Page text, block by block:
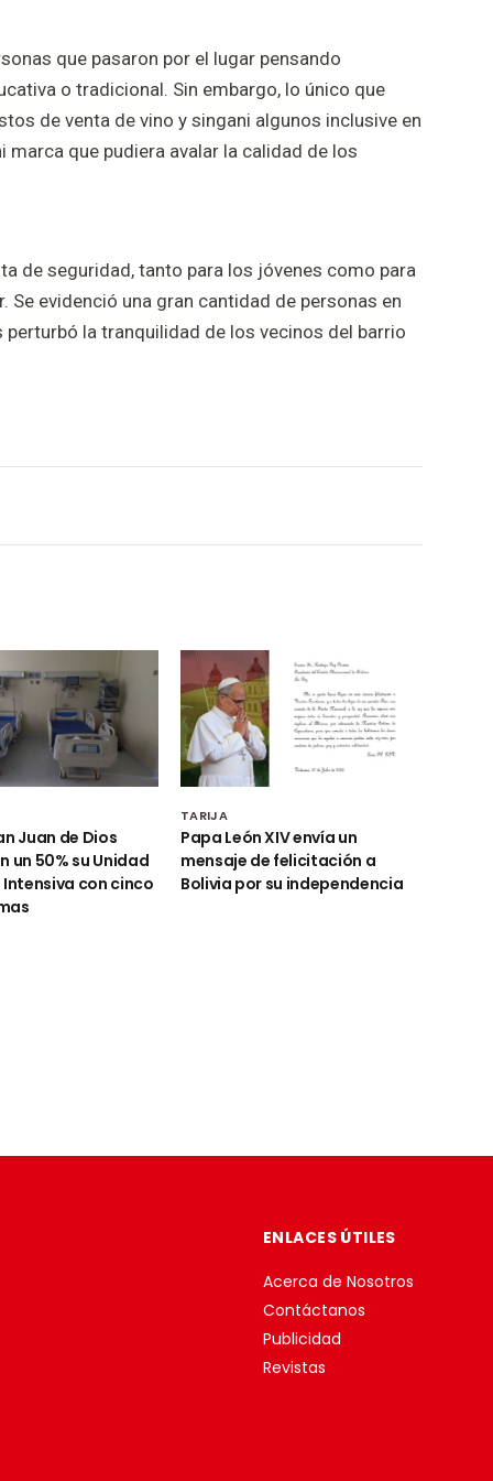
que pasaron por el lugar pensando
o tradicional. Sin embargo, lo único que
de venta de vino y singani algunos inclusive en
que pudiera avalar la calidad de los
de seguridad, tanto para los jóvenes como para
Se evidenció una gran cantidad de personas en
la tranquilidad de los vecinos del barrio
Juan de Dios
un 50% su Unidad
con cinco
TARIJA
Papa León XIV envía un
mensaje de felicitación a
Bolivia por su independencia
ENLACES ÚTILES
Acerca de Nosotros
Contáctanos
Publicidad
Revistas